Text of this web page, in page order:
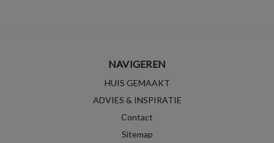
NAVIGEREN
HUIS GEMAAKT
ADVIES & INSPIRATIE
Contact
Sitemap